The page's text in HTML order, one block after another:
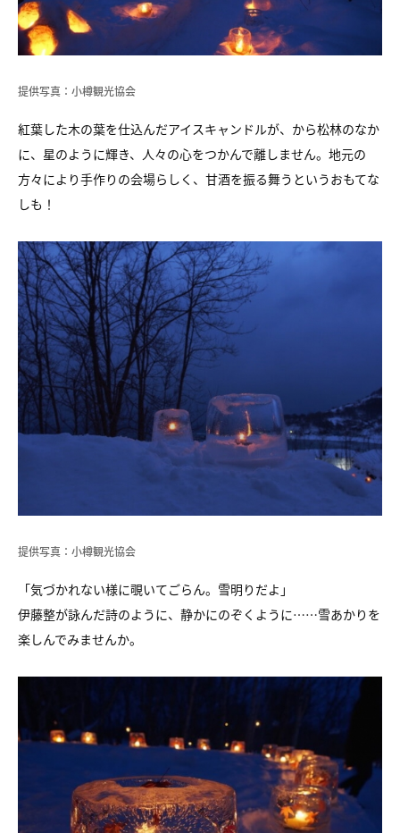
提供写真：小樽観光協会
紅葉した木の葉を仕込んだアイスキャンドルが、から松林のなか
に、星のように輝き、人々の心をつかんで離しません。地元の
方々により手作りの会場らしく、甘酒を振る舞うというおもてな
しも！
提供写真：小樽観光協会
「気づかれない様に覗いてごらん。雪明りだよ」
伊藤整が詠んだ詩のように、静かにのぞくように……雪あかりを
楽しんでみませんか。